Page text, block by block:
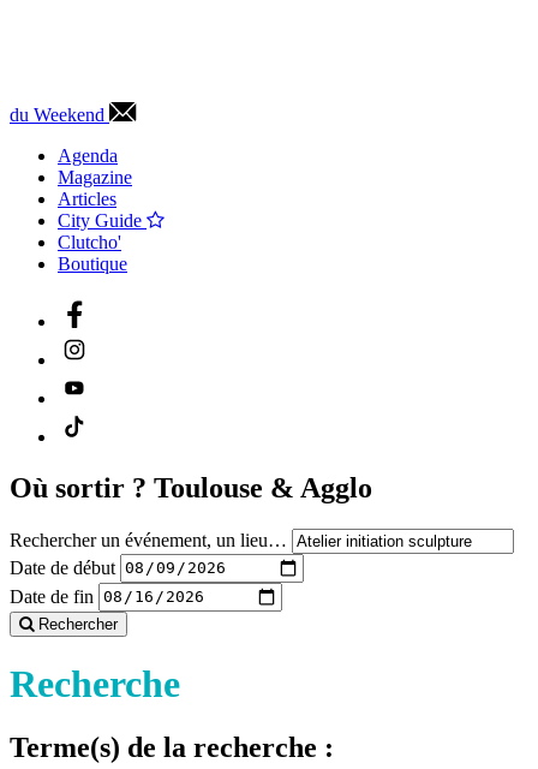
du Weekend
Agenda
Magazine
Articles
City Guide
Clutcho'
Boutique
Où sortir ? Toulouse & Agglo
Rechercher un événement, un lieu…
Date de début
Date de fin
Rechercher
Recherche
Terme(s) de la recherche :